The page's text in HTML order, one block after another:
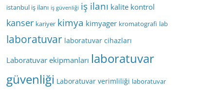
istanbul iş ilanı iş güvenliği iş ilanı kalite kontrol
kanser kariyer kimya kimyager kromatografi lab
laboratuvar laboratuvar cihazları
Laboratuvar ekipmanları laboratuvar
güvenliği Laboratuvar verimliliği laboratuvar